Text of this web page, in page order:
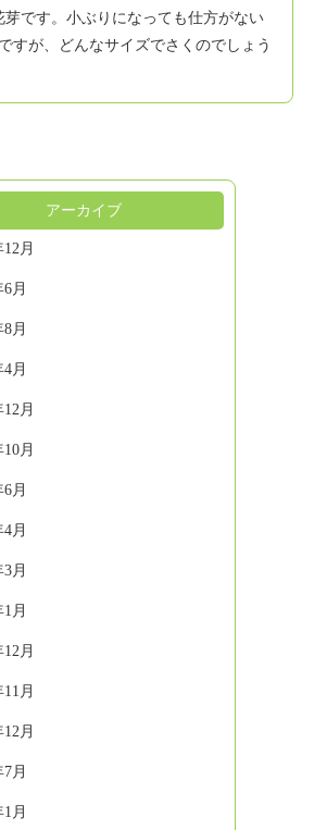
芽です。小ぶりになっても仕方がない
すが、どんなサイズでさくのでしょう
アーカイブ
月
月
月
月
月
月
月
月
月
月
月
月
月
月
月